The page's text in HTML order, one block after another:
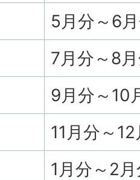
5月分～6
7月分～8
9月分～10
11月分～
1月分～2